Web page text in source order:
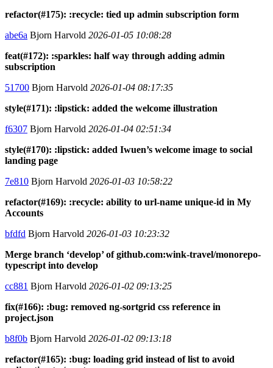
refactor(#175): :recycle: tied up admin subscription form
abe6a Bjorn Harvold 2026-01-05 10:08:28
feat(#172): :sparkles: half way through adding admin
subscription
51700 Bjorn Harvold 2026-01-04 08:17:35
style(#171): :lipstick: added the welcome illustration
f6307 Bjorn Harvold 2026-01-04 02:51:34
style(#170): :lipstick: added Iwuen’s welcome image to social
landing page
7e810 Bjorn Harvold 2026-01-03 10:58:22
refactor(#169): :recycle: ability to url-name unique-id in My
Accounts
bfdfd Bjorn Harvold 2026-01-03 10:23:32
Merge branch ‘develop’ of github.com:wink-travel/monorepo-
typescript into develop
cc881 Bjorn Harvold 2026-01-02 09:13:25
fix(#166): :bug: removed ng-sortgrid css reference in
project.json
b8f0b Bjorn Harvold 2026-01-02 09:13:18
refactor(#165): :bug: loading grid instead of list to avoid